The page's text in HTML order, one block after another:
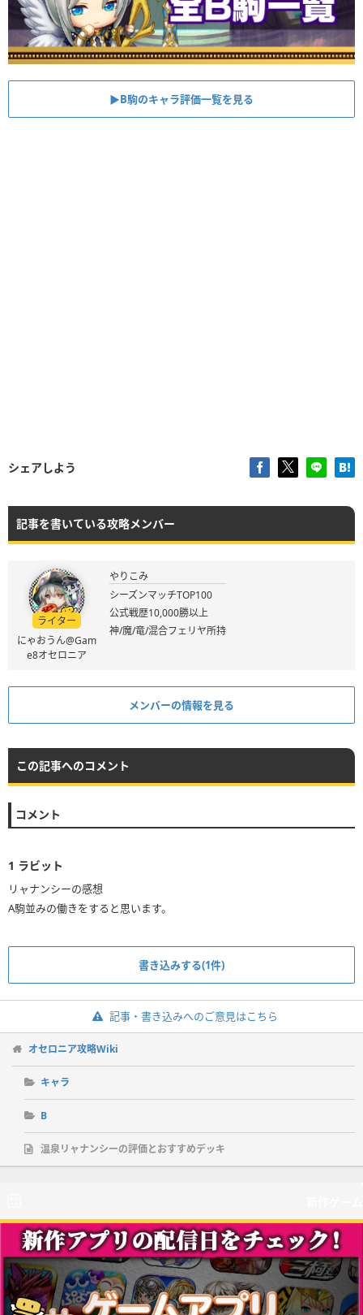
▶︎B駒のキャラ評価一覧を見る
シェアしよう
記事を書いている攻略メンバー
ライター
にゃおうん@Gam
e8オセロニア
やりこみ
シーズンマッチTOP100
公式戦歴10,000勝以上
神/魔/竜/混合フェリヤ所持
メンバーの情報を見る
この記事へのコメント
コメント
1 ラビット
リャナンシーの感想
A駒並みの働きをすると思います。
書き込みする(1件)
記事・書き込みへのご意見はこちら
オセロニア攻略Wiki
キャラ
B
温泉リャナンシーの評価とおすすめデッキ